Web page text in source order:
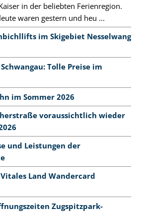
in der beliebten Ferienregion.
waren gestern und heu ...
im Skigebiet Nesselwang
Tolle Preise im
im Sommer 2026
voraussichtlich wieder
und Leistungen der
Land Wandercard
Zugspitzpark-